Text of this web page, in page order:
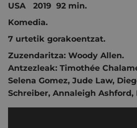
USA 2019 92 min.
Komedia.
7 urtetik gorakoentzat.
Zuzendaritza: Woody Allen.
Antzezleak: Timothée
Selena Gomez, Jude Law,
Schreiber, Annaleigh Ashford,